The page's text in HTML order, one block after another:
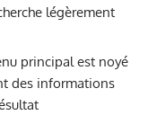
légèrement
principal est noyé
des informations